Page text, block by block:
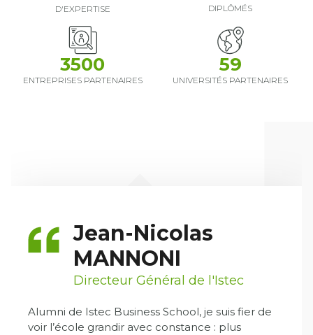
D'EXPERTISE DIPLÔMÉS
3500
ENTREPRISES PARTENAIRES
59
UNIVERSITÉS PARTENAIRES
Jean-Nicolas
MANNONI
Directeur Général de l'Istec
Alumni de Istec Business School, je suis fier de
voir l’école grandir avec constance : plus